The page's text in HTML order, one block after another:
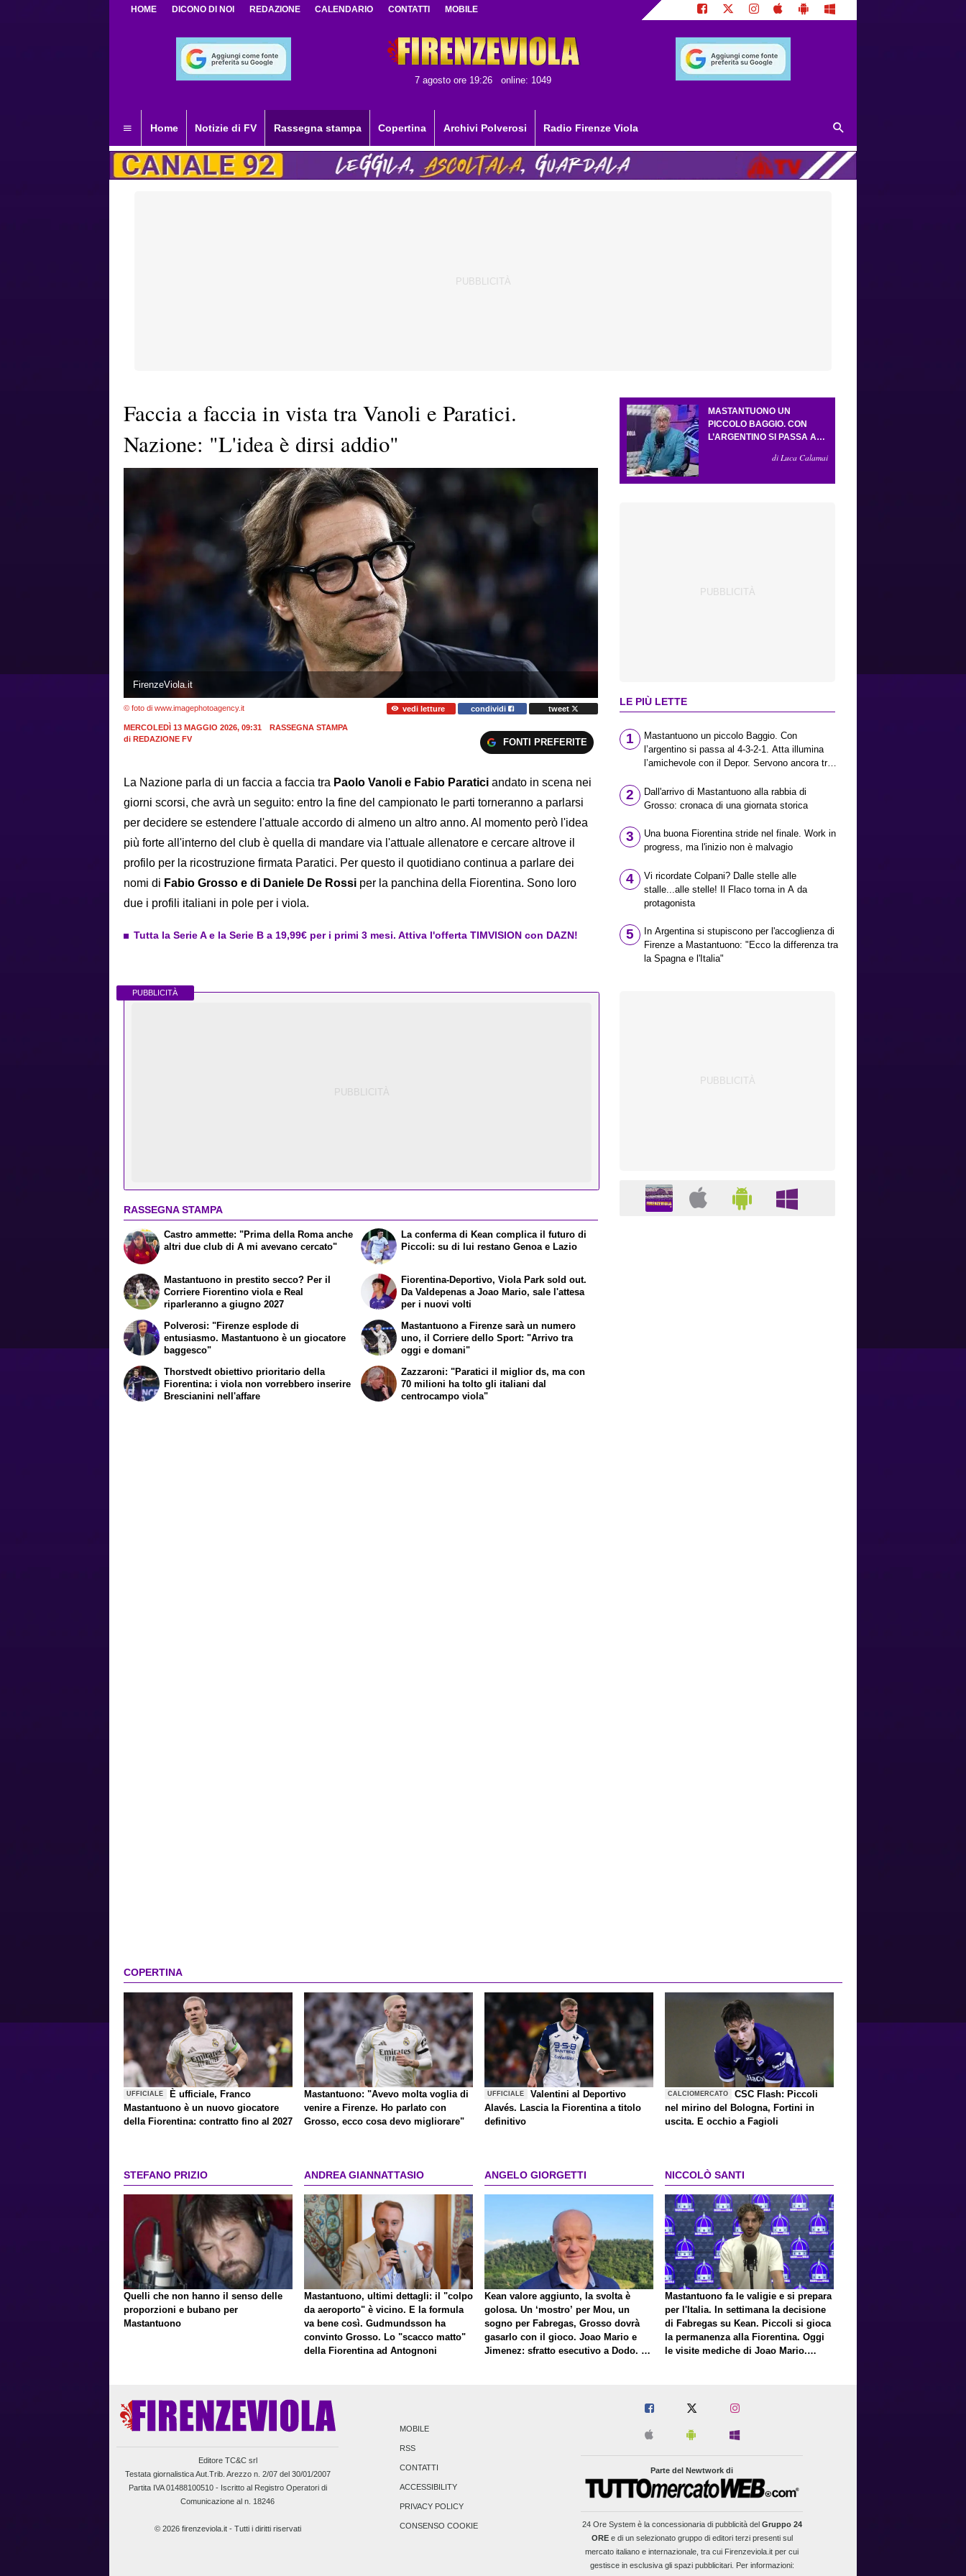
HOME DICONO DI NOI REDAZIONE CALENDARIO CONTATTI MOBILE
7 agosto ore 19:26 online: 1049
Home Notizie di FV Rassegna stampa Copertina Archivi Polverosi Radio Firenze Viola
Faccia a faccia in vista tra Vanoli e Paratici.
Nazione: "L'idea è dirsi addio"
FirenzeViola.it
© foto di www.imagephotoagency.it vedi letture condividi tweet
MERCOLEDÌ 13 MAGGIO 2026, 09:31
RASSEGNA STAMPA
di REDAZIONE FV FONTI PREFERITE
La Nazione parla di un faccia a faccia tra Paolo Vanoli e Fabio Paratici andato in scena nei
giorni scorsi, che avrà un seguito: entro la fine del campionato le parti torneranno a parlarsi
per decidere se estendere l'attuale accordo di almeno un altro anno. Al momento però l'idea
più forte all'interno del club è quella di mandare via l'attuale allenatore e cercare altrove il
profilo per la ricostruzione firmata Paratici. Per questo il quotidiano continua a parlare dei
nomi di Fabio Grosso e di Daniele De Rossi per la panchina della Fiorentina. Sono loro
due i profili italiani in pole per i viola.
Tutta la Serie A e la Serie B a 19,99€ per i primi 3 mesi. Attiva l'offerta TIMVISION con DAZN!
PUBBLICITÀ
RASSEGNA STAMPA
Castro ammette: "Prima della Roma anche
altri due club di A mi avevano cercato"
Mastantuono in prestito secco? Per il
Corriere Fiorentino viola e Real
riparleranno a giugno 2027
La conferma di Kean complica il futuro di
Piccoli: su di lui restano Genoa e Lazio
Fiorentina-Deportivo, Viola Park sold out.
Da Valdepenas a Joao Mario, sale l'attesa
per i nuovi volti
Polverosi: "Firenze esplode di
entusiasmo. Mastantuono è un giocatore
baggesco"
Thorstvedt obiettivo prioritario della
Fiorentina: i viola non vorrebbero inserire
Brescianini nell'affare
Mastantuono a Firenze sarà un numero
uno, il Corriere dello Sport: "Arrivo tra
oggi e domani"
Zazzaroni: "Paratici il miglior ds, ma con
70 milioni ha tolto gli italiani dal
centrocampo viola"
MASTANTUONO UN
PICCOLO BAGGIO. CON
L’ARGENTINO SI PASSA AL
L’AMICHEVOLE CON IL
di Luca Calamai
LE PIÙ LETTE
1
Mastantuono un piccolo Baggio. Con
l’argentino si passa al 4-3-2-1. Atta illumina
l’amichevole con il Depor. Servono ancora tre
Antognoni, un finale senza vincitori
2
Dall'arrivo di Mastantuono alla rabbia di
Grosso: cronaca di una giornata storica
3
Una buona Fiorentina stride nel finale. Work in
progress, ma l'inizio non è malvagio
4
Vi ricordate Colpani? Dalle stelle alle
stalle...alle stelle! Il Flaco torna in A da
protagonista
5
In Argentina si stupiscono per l'accoglienza di
Firenze a Mastantuono: "Ecco la differenza tra
la Spagna e l'Italia"
COPERTINA
UFFICIALE
È ufficiale, Franco
Mastantuono è un nuovo giocatore
della Fiorentina: contratto fino al 2027
Mastantuono: "Avevo molta voglia di
venire a Firenze. Ho parlato con
Grosso, ecco cosa devo migliorare"
UFFICIALE
Valentini al Deportivo
Alavés. Lascia la Fiorentina a titolo
definitivo
CALCIOMERCATO
CSC Flash: Piccoli
nel mirino del Bologna, Fortini in
uscita. E occhio a Fagioli
STEFANO PRIZIO
Quelli che non hanno il senso delle
proporzioni e bubano per
Mastantuono
ANDREA GIANNATTASIO
Mastantuono, ultimi dettagli: il "colpo
da aeroporto" è vicino. E la formula
va bene così. Gudmundsson ha
convinto Grosso. Lo "scacco matto"
della Fiorentina ad Antognoni
ANGELO GIORGETTI
Kean valore aggiunto, la svolta è
golosa. Un ‘mostro’ per Mou, un
sogno per Fabregas, Grosso dovrà
gasarlo con il gioco. Joao Mario e
Jimenez: sfratto esecutivo a Dodo. E
NICCOLÒ SANTI
Mastantuono fa le valigie e si prepara
per l'Italia. In settimana la decisione
di Fabregas su Kean. Piccoli si gioca
la permanenza alla Fiorentina. Oggi
le visite mediche di Joao Mario.
Editore TC&C srl
Testata giornalistica Aut.Trib. Arezzo n. 2/07 del 30/01/2007
Partita IVA 01488100510 - Iscritto al Registro Operatori di
Comunicazione al n. 18246
© 2026 firenzeviola.it - Tutti i diritti riservati
MOBILE
RSS
CONTATTI
ACCESSIBILITY
PRIVACY POLICY
CONSENSO COOKIE
Parte del Newtwork di
24 Ore Systemè la concessionaria di pubblicità del Gruppo 24
OREe di un selezionato gruppo di editori terzi presenti sul
mercato italiano e internazionale, tra cui Firenzeviola.it per cui
gestisce in esclusiva gli spazi pubblicitari. Per informazioni: